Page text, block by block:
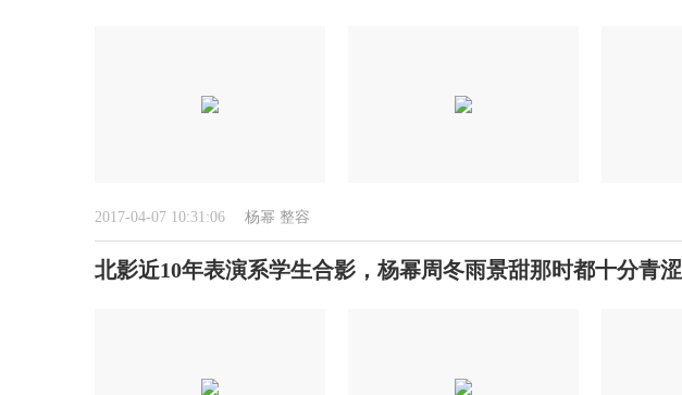
2017-04-07 10:31:06 杨幂 整容
北影近10年表演系学生合影，杨幂周冬雨景甜那时都十分青涩